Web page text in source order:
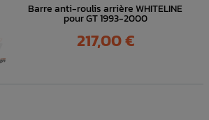
Barre anti-roulis arrière WHITELINE
pour GT 1993-2000
Prix
217,00 €